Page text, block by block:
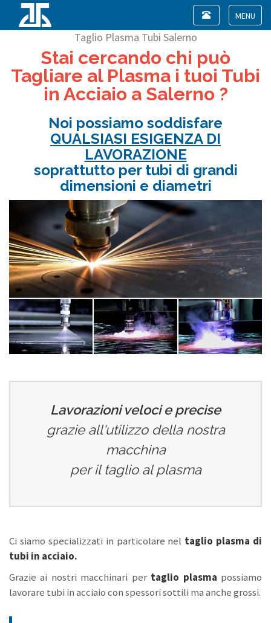
Toggle
Toggle
navigation
Taglio Plasma Tubi Salerno
Stai cercando chi può
Tagliare al Plasma i tuoi Tubi
in Acciaio a Salerno ?
Noi possiamo soddisfare
QUALSIASI ESIGENZA DI
LAVORAZIONE
soprattutto per tubi di grandi
dimensioni e diametri
Lavorazioni veloci e precise
grazie all'utilizzo della nostra
macchina
per il taglio al plasma
Ci siamo specializzati in particolare nel taglio plasma di
tubi in acciaio.
Grazie ai nostri macchinari per taglio plasma possiamo
lavorare tubi in acciaio con spessori sottili ma anche grossi.